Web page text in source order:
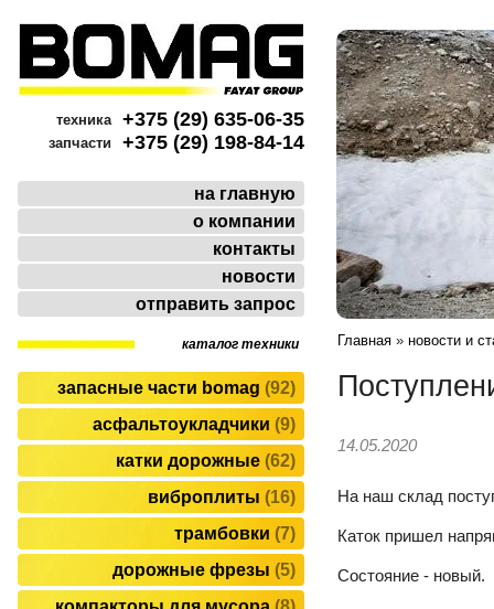
техника +375 (29) 635-06-35
запчасти +375 (29) 198-84-14
на главную
о компании
контакты
новости
отправить запрос
каталог техники
запасные части bomag 92
асфальтоукладчики 9
катки дорожные 62
виброплиты
16
трамбовки 7
дорожные фрезы 5
Главная » новости и
14.05.2020
На наш склад
Каток пришел
Состояние - новый.